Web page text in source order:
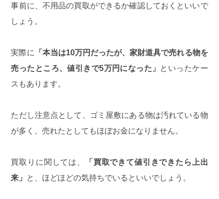
事前に、不用品の買取ができるか確認しておくといいで
しょう。
実際に 「本当は10万円だったが、家財道具で売れる物を
売ったところ、値引きで5万円になった」 といったケー
スもあります。
ただし注意点として、ゴミ屋敷にある物は汚れている物
が多く、売れたとしてもほぼお金になりません。
買取りに関しては、
「買取できて値引きできたら上出
来」 と、ほどほどの気持ちでいるといいでしょう。